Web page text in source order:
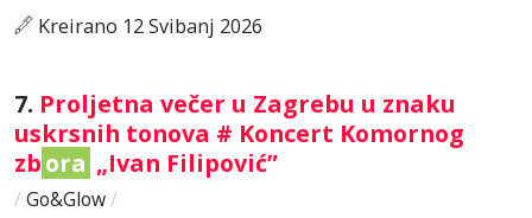
Kreirano 12 Svibanj 2026
7. Proljetna večer u Zagrebu u znaku
uskrsnih tonova # Koncert Komornog
zbora „Ivan Filipović”
/ Go&Glow/